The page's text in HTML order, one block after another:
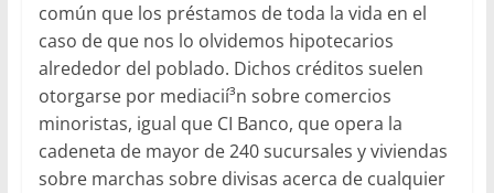
común que los préstamos de toda la vida en el
caso de que nos lo olvidemos hipotecarios
alrededor del poblado. Dichos créditos suelen
otorgarse por mediacií³n sobre comercios
minoristas, igual que CI Banco, que opera la
cadeneta de mayor de 240 sucursales y viviendas
sobre marchas sobre divisas acerca de cualquier